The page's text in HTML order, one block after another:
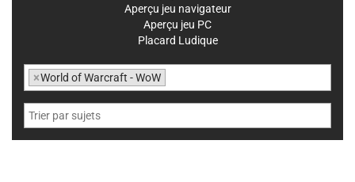
Aperçu jeu navigateur
Aperçu jeu PC
Placard Ludique
×World of Warcraft - WoW